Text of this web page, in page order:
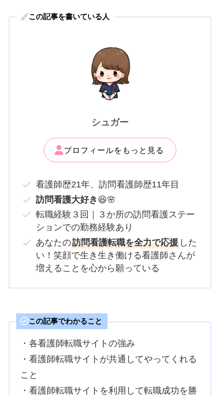
この記事を書いている人
シュガー
プロフィールをもっと見る
看護師歴21年、訪問看護師歴11年目
訪問看護大好き 😆🌸
転職経験３回｜３か所の訪問看護ステー
ションでの勤務経験あり
あなたの訪問看護転職を全力で応援した
い！笑顔で生き生き働ける看護師さんが
増えることを心から願っている
この記事でわかること
・各看護師転職サイトの強み
・看護師転職サイトが共通してやってくれる
こと
・看護師転職サイトを利用して転職成功を勝